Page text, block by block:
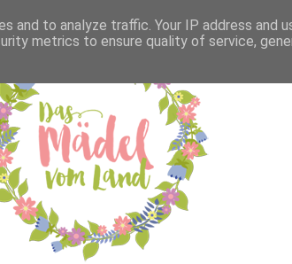
and to analyze traffic. Your IP address and
metrics to ensure quality of service,